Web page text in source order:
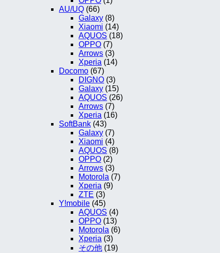
AU/UQ (66)
Galaxy (8)
Xiaomi (14)
AQUOS (18)
OPPO (7)
Arrows (3)
Xperia (14)
Docomo (67)
DIGNO (3)
Galaxy (15)
AQUOS (26)
Arrows (7)
Xperia (16)
SoftBank (43)
Galaxy (7)
Xiaomi (4)
AQUOS (8)
OPPO (2)
Arrows (3)
Motorola (7)
Xperia (9)
ZTE (3)
Y!mobile (45)
AQUOS (4)
OPPO (13)
Motorola (6)
Xperia (3)
その他 (19)